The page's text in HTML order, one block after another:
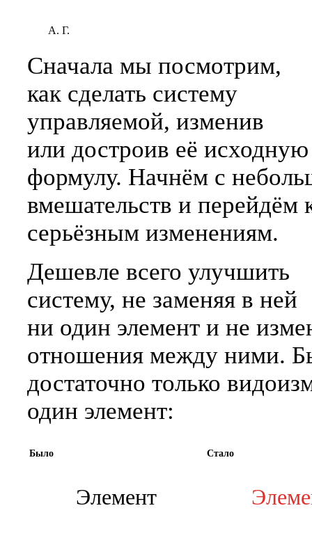
А. Г.
Сначала мы посмотрим,
как сделать систему
управляемой, изменив
или достроив её исходную
формулу. Начнём с
вмешательств и перейдём
серьёзным изменениям.
Дешевле всего улучшить
систему, не заменяя в ней
ни один элемент и не
отношения между ними.
достаточно только
один элемент:
Было
Элемент
Стало